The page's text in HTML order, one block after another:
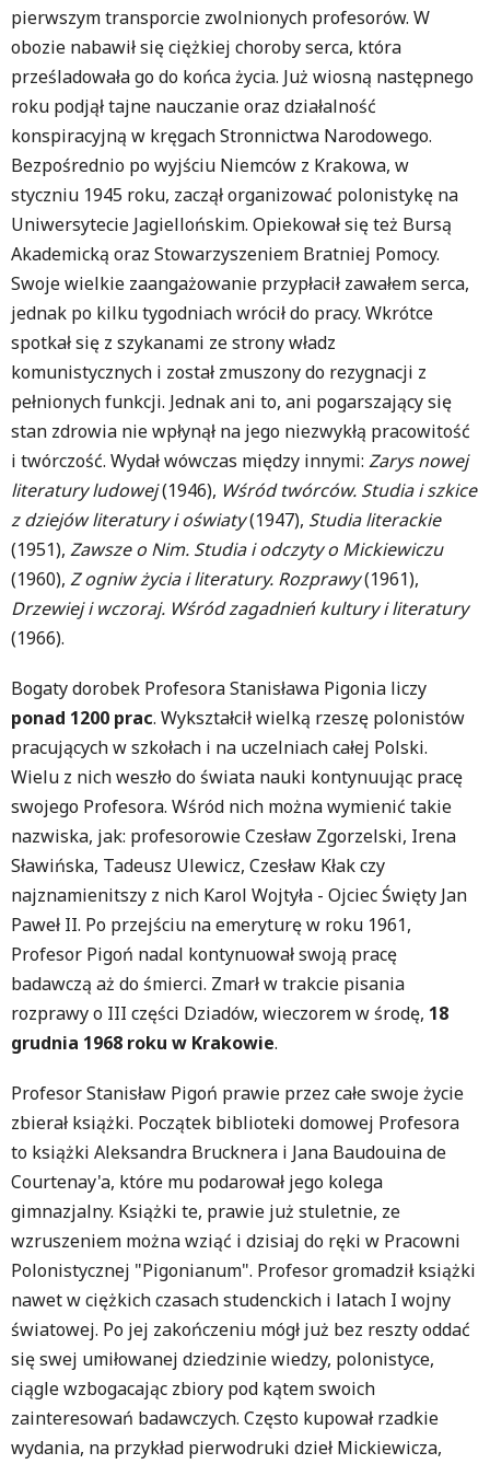
pierwszym transporcie zwolnionych profesorów. W
obozie nabawił się ciężkiej choroby serca, która
prześladowała go do końca życia. Już wiosną następnego
roku podjął tajne nauczanie oraz działalność
konspiracyjną w kręgach Stronnictwa Narodowego.
Bezpośrednio po wyjściu Niemców z Krakowa, w
styczniu 1945 roku, zaczął organizować polonistykę na
Uniwersytecie Jagiellońskim. Opiekował się też Bursą
Akademicką oraz Stowarzyszeniem Bratniej Pomocy.
Swoje wielkie zaangażowanie przypłacił zawałem serca,
jednak po kilku tygodniach wrócił do pracy. Wkrótce
spotkał się z szykanami ze strony władz
komunistycznych i został zmuszony do rezygnacji z
pełnionych funkcji. Jednak ani to, ani pogarszający się
stan zdrowia nie wpłynął na jego niezwykłą pracowitość
i twórczość. Wydał wówczas między innymi: Zarys nowej
literatury ludowej(1946), Wśród twórców. Studia i szkice
z dziejów literatury i oświaty(1947), Studia literackie
(1951), Zawsze o Nim. Studia i odczyty o Mickiewiczu
(1960), Z ogniw życia i literatury. Rozprawy(1961),
Drzewiej i wczoraj. Wśród zagadnień kultury i literatury
(1966).
Bogaty dorobek Profesora Stanisława Pigonia liczy
ponad 1200 prac. Wykształcił wielką rzeszę polonistów
pracujących w szkołach i na uczelniach całej Polski.
Wielu z nich weszło do świata nauki kontynuując pracę
swojego Profesora. Wśród nich można wymienić takie
nazwiska, jak: profesorowie Czesław Zgorzelski, Irena
Sławińska, Tadeusz Ulewicz, Czesław Kłak czy
najznamienitszy z nich Karol Wojtyła - Ojciec Święty Jan
Paweł II. Po przejściu na emeryturę w roku 1961,
Profesor Pigoń nadal kontynuował swoją pracę
badawczą aż do śmierci. Zmarł w trakcie pisania
rozprawy o III części Dziadów, wieczorem w środę, 18
grudnia 1968 roku w Krakowie.
Profesor Stanisław Pigoń prawie przez całe swoje życie
zbierał książki. Początek biblioteki domowej Profesora
to książki Aleksandra Brucknera i Jana Baudouina de
Courtenay'a, które mu podarował jego kolega
gimnazjalny. Książki te, prawie już stuletnie, ze
wzruszeniem można wziąć i dzisiaj do ręki w Pracowni
Polonistycznej "Pigonianum". Profesor gromadził książki
nawet w ciężkich czasach studenckich i latach I wojny
światowej. Po jej zakończeniu mógł już bez reszty oddać
się swej umiłowanej dziedzinie wiedzy, polonistyce,
ciągle wzbogacając zbiory pod kątem swoich
zainteresowań badawczych. Często kupował rzadkie
wydania, na przykład pierwodruki dzieł Mickiewicza,